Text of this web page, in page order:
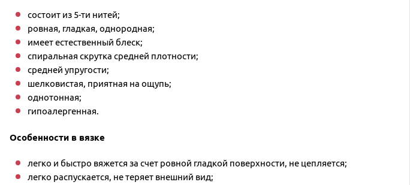
состоит из 5-ти нитей;
ровная, гладкая, однородная;
имеет естественный блеск;
спиральная скрутка средней плотности;
средней упругости;
шелковистая, приятная на ощупь;
однотонная;
гипоалергенная.
Особенности в вязке
легко и быстро вяжется за счет ровной гладкой поверхности, не цепляется;
легко распускается, не теряет внешний вид;